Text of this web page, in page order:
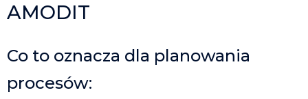
AMODIT
Co to oznacza dla planowania
procesów: